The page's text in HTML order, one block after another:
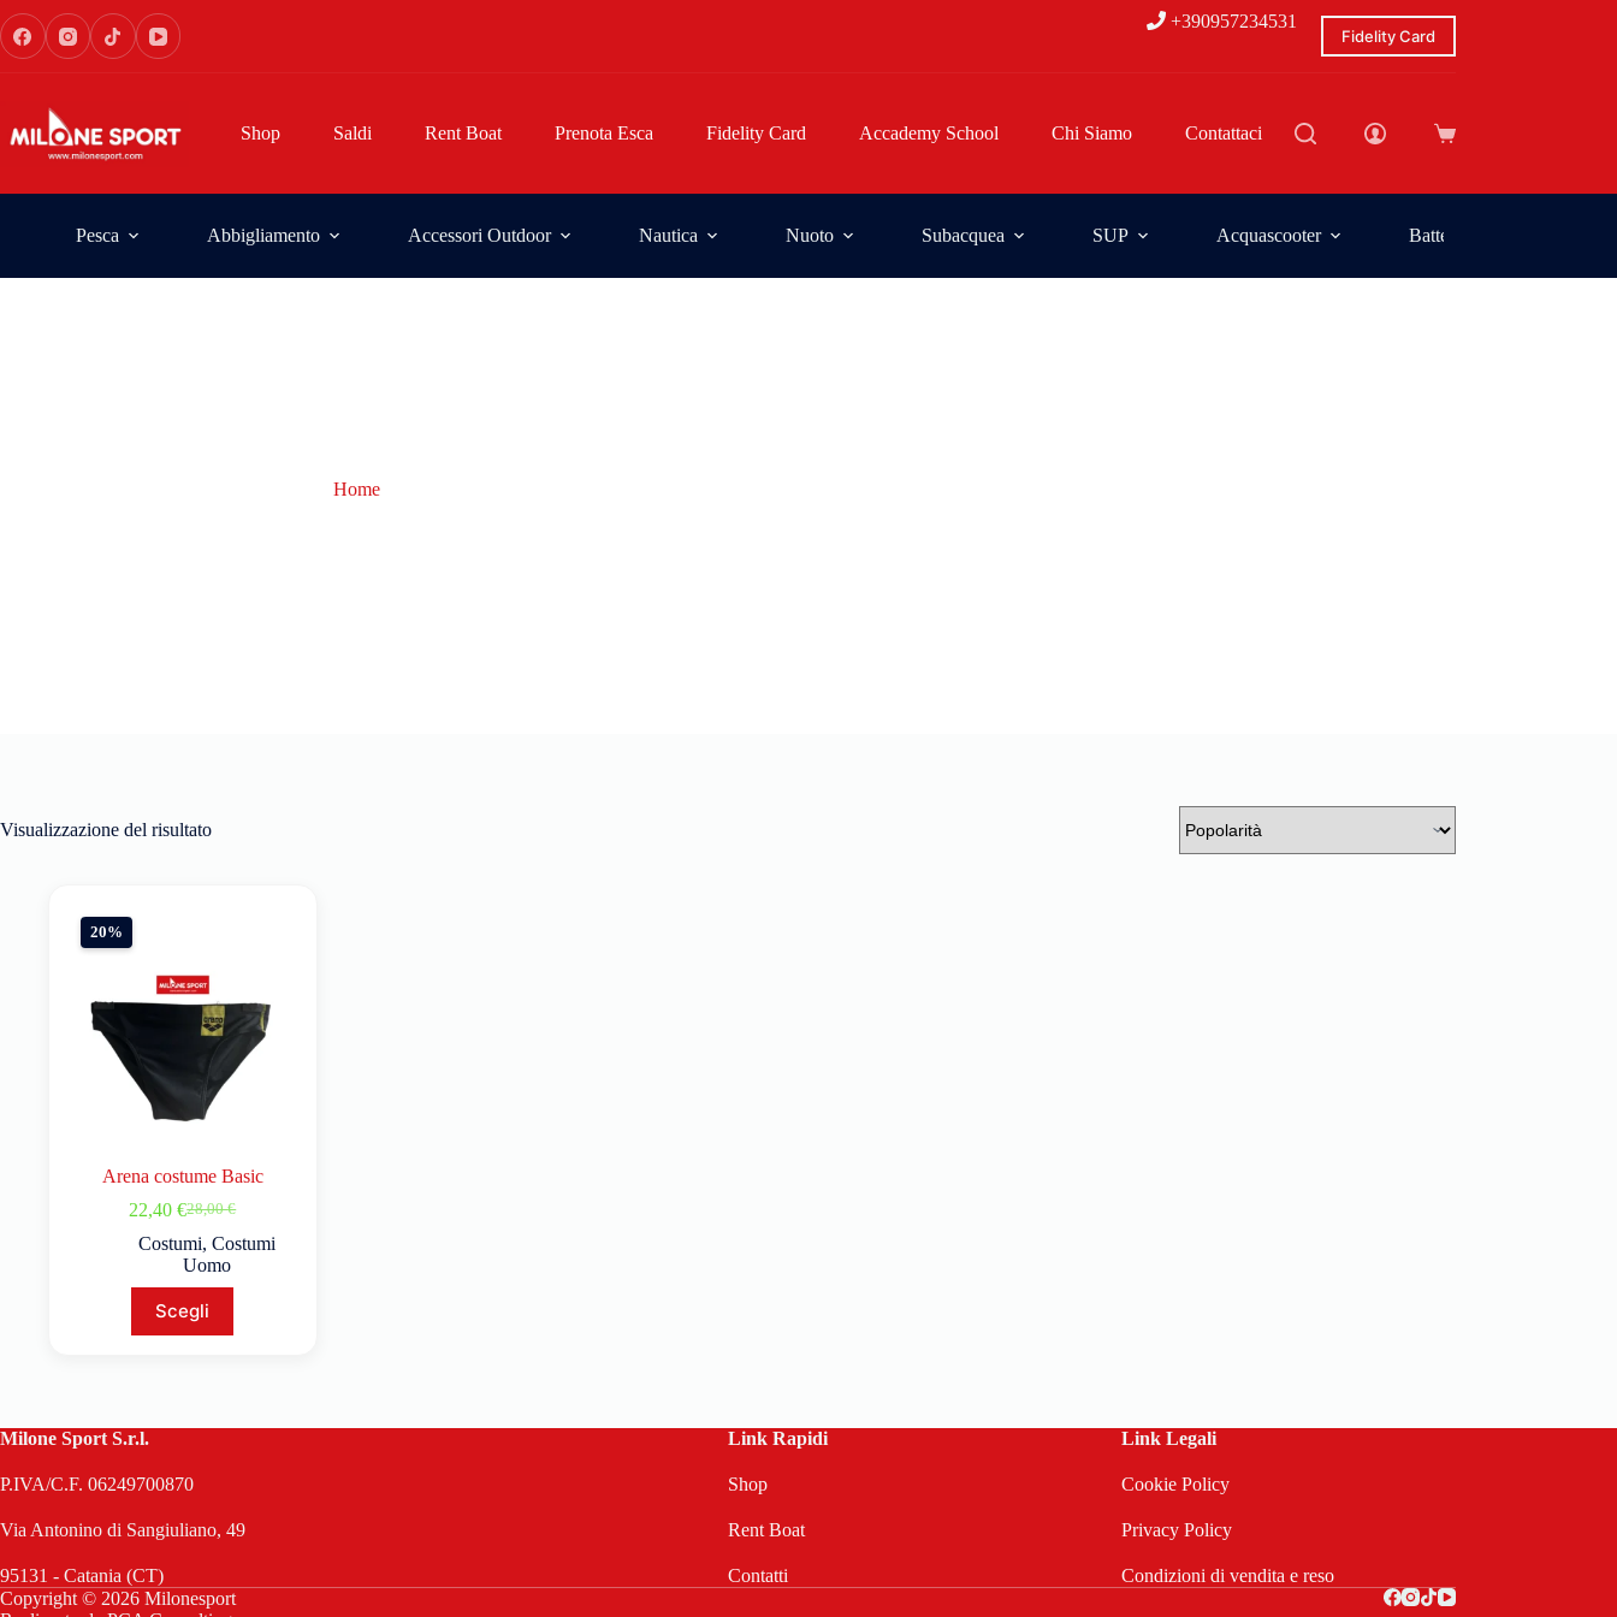
+390957234531
Fidelity Card
Shop Saldi Rent Boat Prenota Esca Fidelity Card Accademy School Chi Siamo Contattaci
Pesca Abbigliamento Accessori Outdoor Nautica Nuoto Subacquea SUP Acquascooter Batterie
Home
Visualizzazione del risultato
20%
Arena costume Basic
28,00€
22,40€
Costumi, Costumi
Uomo
Scegli
Milone Sport S.r.l.
P.IVA/C.F. 06249700870
Via Antonino di Sangiuliano, 49
95131 - Catania (CT)
Link Rapidi
Shop
Rent Boat
Contatti
Link Legali
Cookie Policy
Privacy Policy
Condizioni di vendita e reso
Copyright © 2026 Milonesport